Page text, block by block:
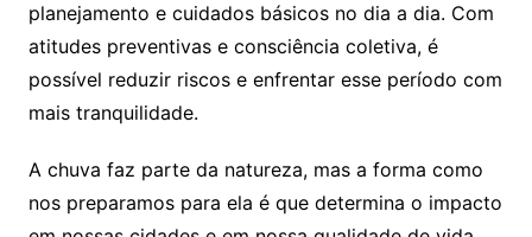
planejamento e cuidados básicos no dia a dia. Com
atitudes preventivas e consciência coletiva, é
possível reduzir riscos e enfrentar esse período com
mais tranquilidade.
A chuva faz parte da natureza, mas a forma como
nos preparamos para ela é que determina o impacto